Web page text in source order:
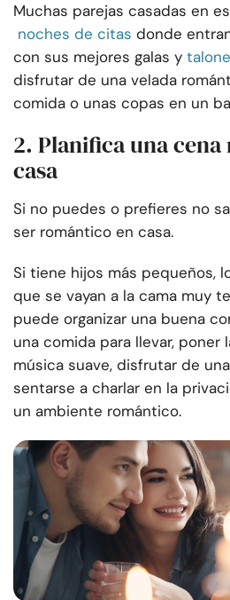
Muchas parejas casadas en
noches de citas donde
con sus mejores galas y
disfrutar de una velada
comida o unas copas en un
2. Planifica una
casa
Si no puedes o prefieres no
ser romántico en casa.
Si tiene hijos más pequeños,
que se vayan a la cama muy
puede organizar una buena
una comida para llevar, poner
música suave, disfrutar de
sentarse a charlar en la
un ambiente romántico.